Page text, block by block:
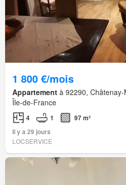
1 800 €/mois
Appartement à 92290,
Île-de-France
4 1
97 m²
Il y a 29 jours
LOCSERVICE